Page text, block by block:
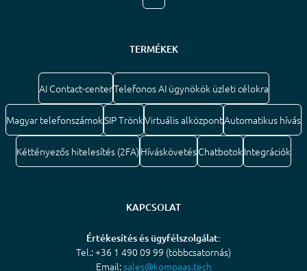
TERMÉKEK
AI Contact-centerTelefonos AI ügynökök üzleti célokra
Magyar telefonszámokSIP TrönkVirtuális alközpontAutomatikus hívás
Kéttényezős hitelesítés (2FA)HíváskövetésChatbotok Integrációk
KAPCSOLAT
Értékesítés és ügyfélszolgálat:
Tel.: +36 1 490 09 99 (többcsatornás)
Email:sales@kompaas.tech